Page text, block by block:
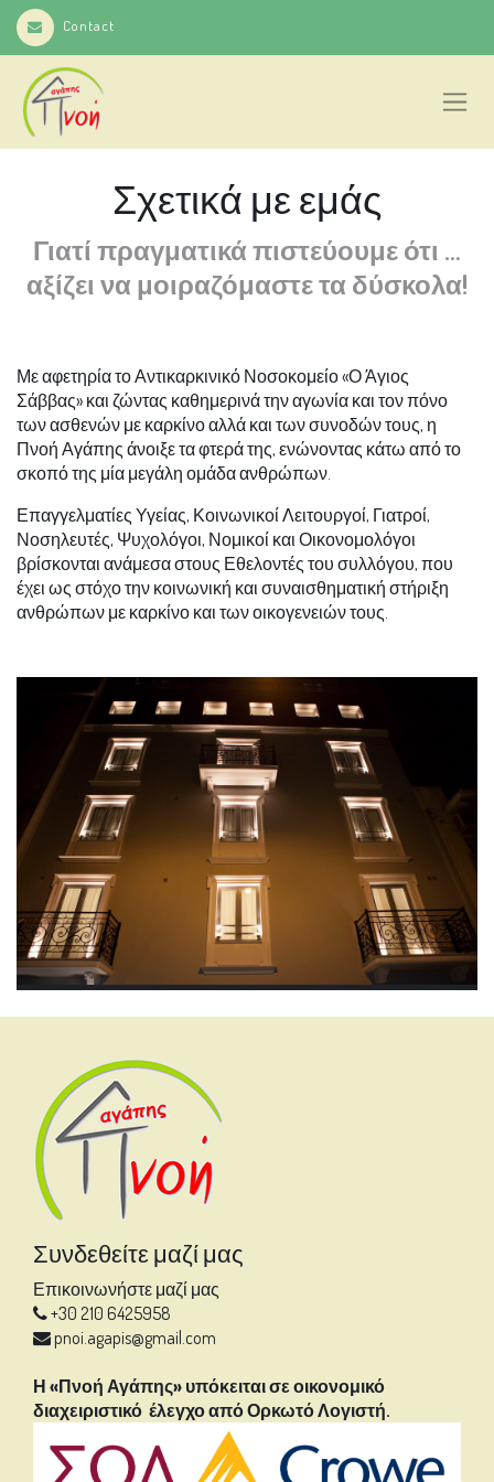
Contact
Σχετικά με εμάς
Γιατί πραγματικά πιστεύουμε ότι …
αξίζει να μοιραζόμαστε τα δύσκολα!
Με αφετηρία το Αντικαρκινικό Νοσοκομείο «Ο Άγιος
Σάββας» και ζώντας καθημερινά την αγωνία και τον πόνο
των ασθενών με καρκίνο αλλά και των συνοδών τους, η
Πνοή Αγάπης άνοιξε τα φτερά της, ενώνοντας κάτω από το
σκοπό της μία μεγάλη ομάδα ανθρώπων.
Επαγγελματίες Υγείας, Κοινωνικοί Λειτουργοί, Γιατροί,
Νοσηλευτές, Ψυχολόγοι, Νομικοί και Οικονομολόγοι
βρίσκονται ανάμεσα στους Εθελοντές του συλλόγου, που
έχει ως στόχο την κοινωνική και συναισθηματική στήριξη
ανθρώπων με καρκίνο και των οικογενειών τους.
Συνδεθείτε μαζί μας
Επικοινωνήστε μαζί μας
+30 210 6425958
pnoi.agapis@gmail.com
Η «Πνοή Αγάπης» υπόκειται σε οικονομικό
διαχειριστικό έλεγχο από Ορκωτό Λογιστή.